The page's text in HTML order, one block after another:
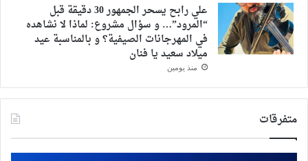
علي رابح يسحر الجمهور 30 دقيقة قبل
“المرود”… و سؤال مشروع: لماذا لا نشاهده
في المهرجانات الصيفية؟ و بالمناسبة عيد
ميلاد سعيد يا فنان
منذ يومين
متفرقات